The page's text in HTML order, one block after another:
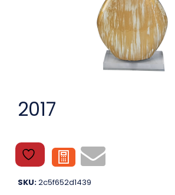
2017
SKU:2c5f652d1439